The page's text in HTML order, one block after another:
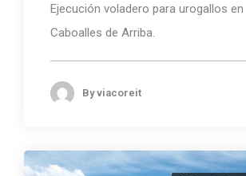
Ejecución voladero para urogallos en
Caboalles de Arriba.
Byviacoreit